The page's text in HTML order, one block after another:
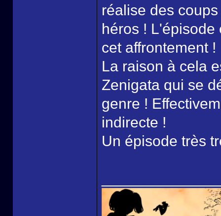
réalise des
héros !
cet affrontement !
La raison à cela
Zenigata qui se
genre !
indirecte !
Un épisode très